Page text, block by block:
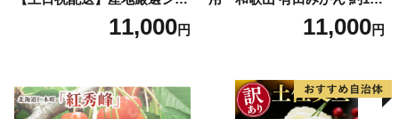
インマスカット1.2kg～1.3kg
（2房～3房）※沖縄・離島配
笛吹市 山梨県 フルーツ 果物
ぶどう 葡萄 大粒 シャインマ
11,000円
g (2L、3Lサイズ)【湯浅町】
11,000円